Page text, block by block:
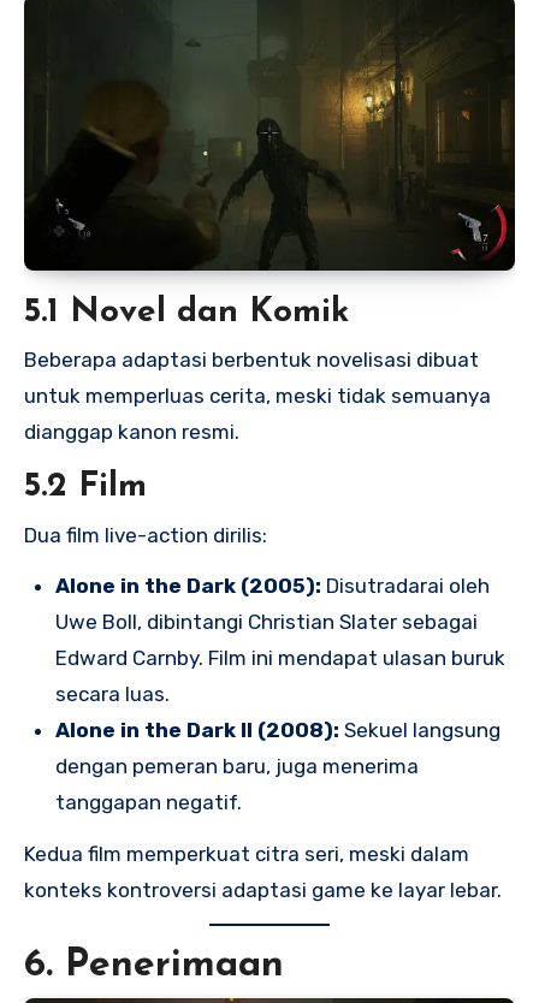
5.1 Novel dan Komik
Beberapa adaptasi berbentuk novelisasi dibuat
untuk memperluas cerita, meski tidak semuanya
dianggap kanon resmi.
5.2 Film
Dua film live-action dirilis:
Alone in the Dark (2005): Disutradarai oleh
Uwe Boll, dibintangi Christian Slater sebagai
Edward Carnby. Film ini mendapat ulasan buruk
secara luas.
Alone in the Dark II (2008): Sekuel langsung
dengan pemeran baru, juga menerima
tanggapan negatif.
Kedua film memperkuat citra seri, meski dalam
konteks kontroversi adaptasi game ke layar lebar.
6. Penerimaan